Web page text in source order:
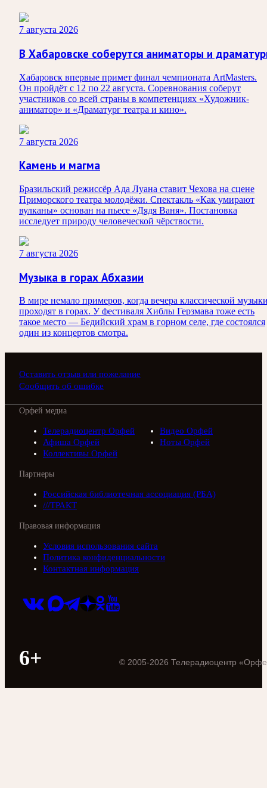
7 августа 2026
В Хабаровске соберутся аниматоры и
Хабаровск впервые примет финал чемпионата ArtMasters.
Он пройдёт с 12 по 22 августа. Соревнования соберут
участников со всей страны в компетенциях «Художник-
аниматор» и «Драматург театра и кино».
7 августа 2026
Камень и магма
Бразильский режиссёр Ада Луана ставит Чехова на сцене
Приморского театра молодёжи. Спектакль «Как умирают
вулканы» основан на пьесе «Дядя Ваня». Постановка
исследует природу человеческой чёрствости.
7 августа 2026
Музыка в горах Абхазии
В мире немало примеров, когда вечера классической
проходят в горах. У фестиваля Хиблы Герзмава тоже есть
такое место — Бедийский храм в горном селе, где состоялся
один из концертов смотра.
Оставить отзыв или пожелание
Сообщить об ошибке
Орфей медиа
Телерадиоцентр Орфей
Видео Орфей
Афиша Орфей
Ноты Орфей
Коллективы Орфей
Партнеры
Российская библиотечная ассоциация (РБА)
///ТРАКТ
Правовая информация
Условия использования сайта
Политика конфиденциальности
Контактная информация
6+ © 2005-2026 Телерадиоцентр